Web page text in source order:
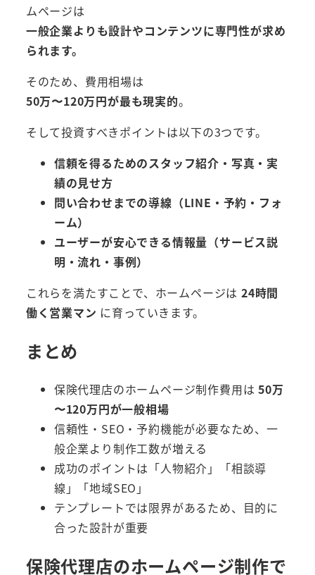
ムページは
一般企業よりも設計やコンテンツに専門性が求め
られます。
そのため、費用相場は
50万〜120万円が最も現実的。
そして投資すべきポイントは以下の3つです。
信頼を得るためのスタッフ紹介・写真・実
績の見せ方
問い合わせまでの導線（LINE・予約・フォ
ーム）
ユーザーが安心できる情報量（サービス説
明・流れ・事例）
これらを満たすことで、ホームページは 24時間
働く営業マン に育っていきます。
まとめ
保険代理店のホームページ制作費用は50万
〜120万円が一般相場
信頼性・SEO・予約機能が必要なため、一
般企業より制作工数が増える
成功のポイントは「人物紹介」「相談導
線」「地域SEO」
テンプレートでは限界があるため、目的に
合った設計が重要
保険代理店のホームページ制作で